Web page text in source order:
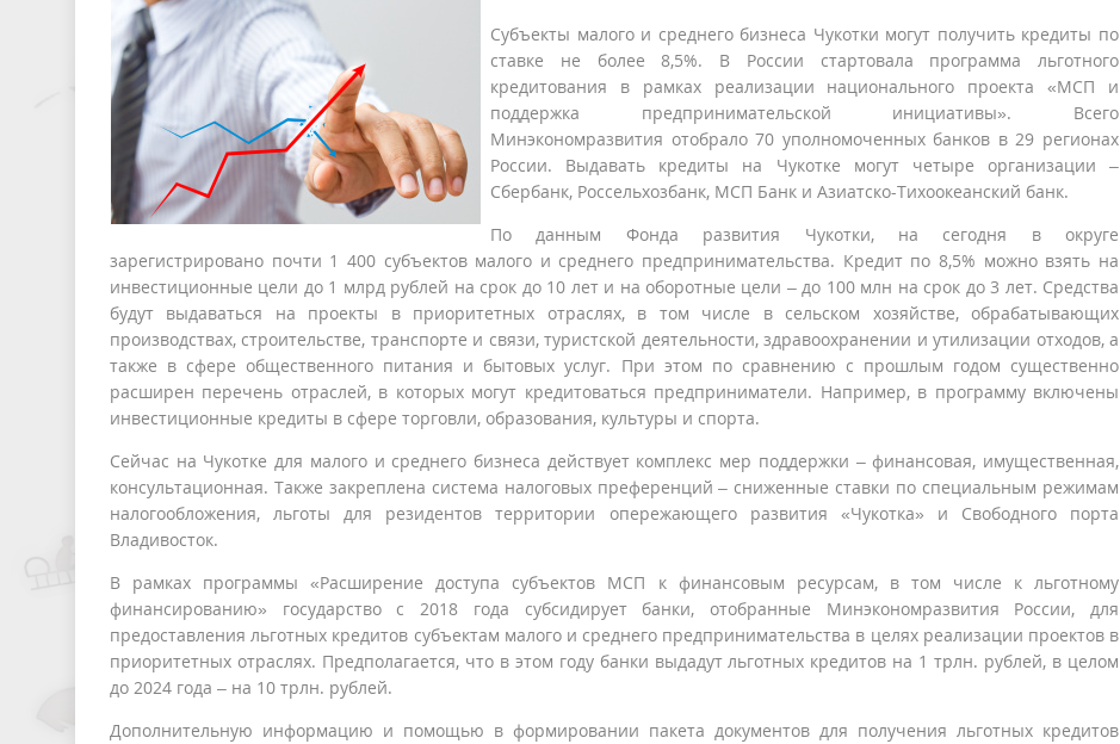
Субъекты малого и среднего бизнеса Чукотки могут получить кредиты по
ставке не более 8,5%. В России стартовала программа льготного
кредитования в рамках реализации национального проекта «МСП и
поддержка предпринимательской инициативы». Всего
Минэкономразвития отобрало 70 уполномоченных банков в 29 регионах
России. Выдавать кредиты на Чукотке могут четыре организации –
Сбербанк, Россельхозбанк, МСП Банк и Азиатско-Тихоокеанский банк.
По данным Фонда развития Чукотки, на сегодня в округе
зарегистрировано почти 1 400 субъектов малого и среднего предпринимательства. Кредит по 8,5% можно взять на
инвестиционные цели до 1 млрд рублей на срок до 10 лет и на оборотные цели – до 100 млн на срок до 3 лет. Средства
будут выдаваться на проекты в приоритетных отраслях, в том числе в сельском хозяйстве, обрабатывающих
производствах, строительстве, транспорте и связи, туристской деятельности, здравоохранении и утилизации отходов, а
также в сфере общественного питания и бытовых услуг. При этом по сравнению с прошлым годом существенно
расширен перечень отраслей, в которых могут кредитоваться предприниматели. Например, в программу включены
инвестиционные кредиты в сфере торговли, образования, культуры и спорта.
Сейчас на Чукотке для малого и среднего бизнеса действует комплекс мер поддержки – финансовая, имущественная,
консультационная. Также закреплена система налоговых преференций – сниженные ставки по специальным режимам
налогообложения, льготы для резидентов территории опережающего развития «Чукотка» и Свободного порта
Владивосток.
В рамках программы «Расширение доступа субъектов МСП к финансовым ресурсам, в том числе к льготному
финансированию» государство с 2018 года субсидирует банки, отобранные Минэкономразвития России, для
предоставления льготных кредитов субъектам малого и среднего предпринимательства в целях реализации проектов в
приоритетных отраслях. Предполагается, что в этом году банки выдадут льготных кредитов на 1 трлн. рублей, в целом
до 2024 года – на 10 трлн. рублей.
Дополнительную информацию и помощью в формировании пакета документов для получения льготных кредитов